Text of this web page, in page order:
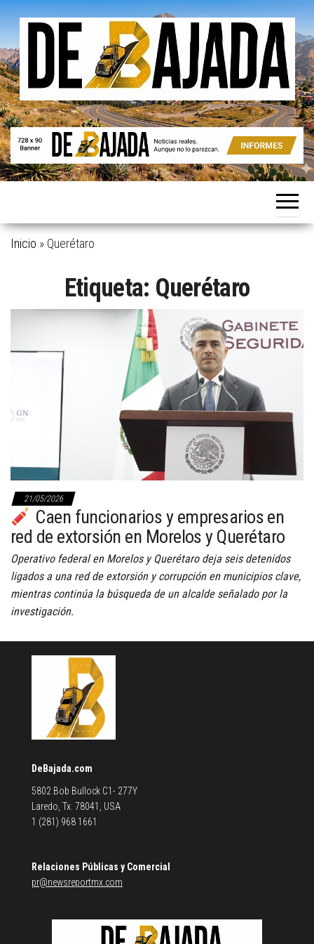
Saltar
contenido
De
Bajada
Noticias
Aunque
parezcan.
Inicio » Querétaro
Etiqueta: Querétaro
21/05/2026
Caen funcionarios y empresarios en
red de extorsión en Morelos y Querétaro
Operativo federal en Morelos y Querétaro deja seis detenidos
ligados a una red de extorsión y corrupción en municipios clave,
mientras continúa la búsqueda de un alcalde señalado por la
investigación.
DeBajada.com
5802 Bob Bullock C1- 277Y
Laredo, Tx. 78041, USA
1 (281) 968 1661
Relaciones Públicas y Comercial
pr@newsreportmx.com